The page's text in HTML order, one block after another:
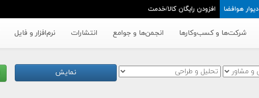
دیوار هوافضا افزودن رایگان کالا/خدمت
شرکت‌ها و کسب‌وکار‌ها انجمن‌ها و جوامع انتشارات نرم‌افزار و فایل
نمایش